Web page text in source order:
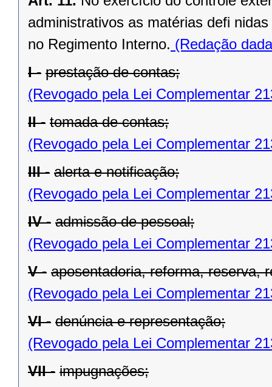
administrativos as matérias defi
no Regimento Interno. (Redação
I - prestação de contas;
(Revogado pela Lei Complementar
II - tomada de contas;
(Revogado pela Lei Complementar
III - alerta e notificação;
(Revogado pela Lei Complementar
IV - admissão de pessoal;
(Revogado pela Lei Complementar
V - aposentadoria, reforma, reserva,
(Revogado pela Lei Complementar
VI - denúncia e representação;
(Revogado pela Lei Complementar
VII - impugnações;